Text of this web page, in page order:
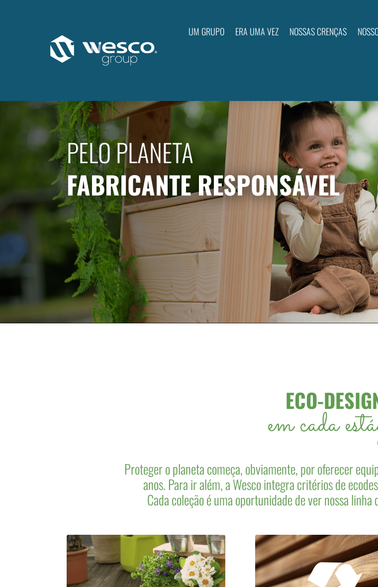
UM GRUPO ERA UMA VEZ NOSSAS CRENÇAS
PELO PLANETA
FABRICANTE RESPONSÁVEL
ECO-
em cada
Proteger o planeta começa, obviamente, por oferecer
anos. Para ir além, a Wesco integra critérios de
Cada coleção é uma oportunidade de ver nossa